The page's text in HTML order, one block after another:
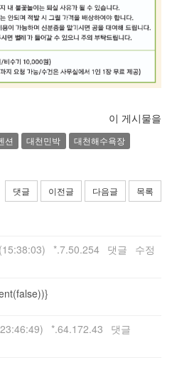
이 게시물을
션 대천민박
대천해수욕장
댓글 이전글 다음글 목록
*.7.50.254 댓글
수정
*.64.172.43
댓글